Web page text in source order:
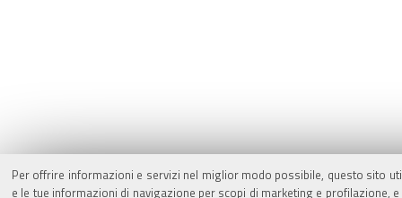
Per offrire informazioni e servizi nel miglior modo possibile, questo sito
e le tue informazioni di navigazione per scopi di marketing e